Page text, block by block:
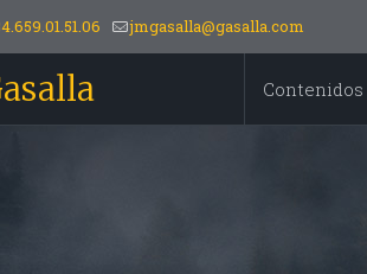
jmgasalla@gasalla.com
Contenidos